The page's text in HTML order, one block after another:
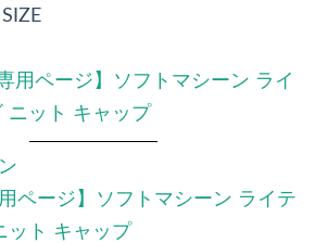
ページ】ソフトマシーン ライテ
ット キャップ